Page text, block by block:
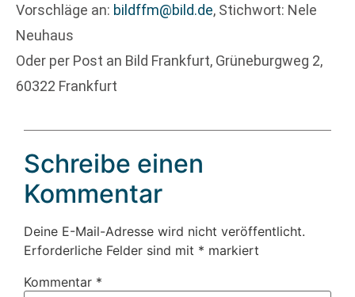
Vorschläge an: bildffm@bild.de, Stichwort: Nele
Neuhaus
Oder per Post an Bild Frankfurt, Grüneburgweg 2,
60322 Frankfurt
Schreibe einen
Kommentar
Deine E-Mail-Adresse wird nicht veröffentlicht.
Erforderliche Felder sind mit * markiert
Kommentar *